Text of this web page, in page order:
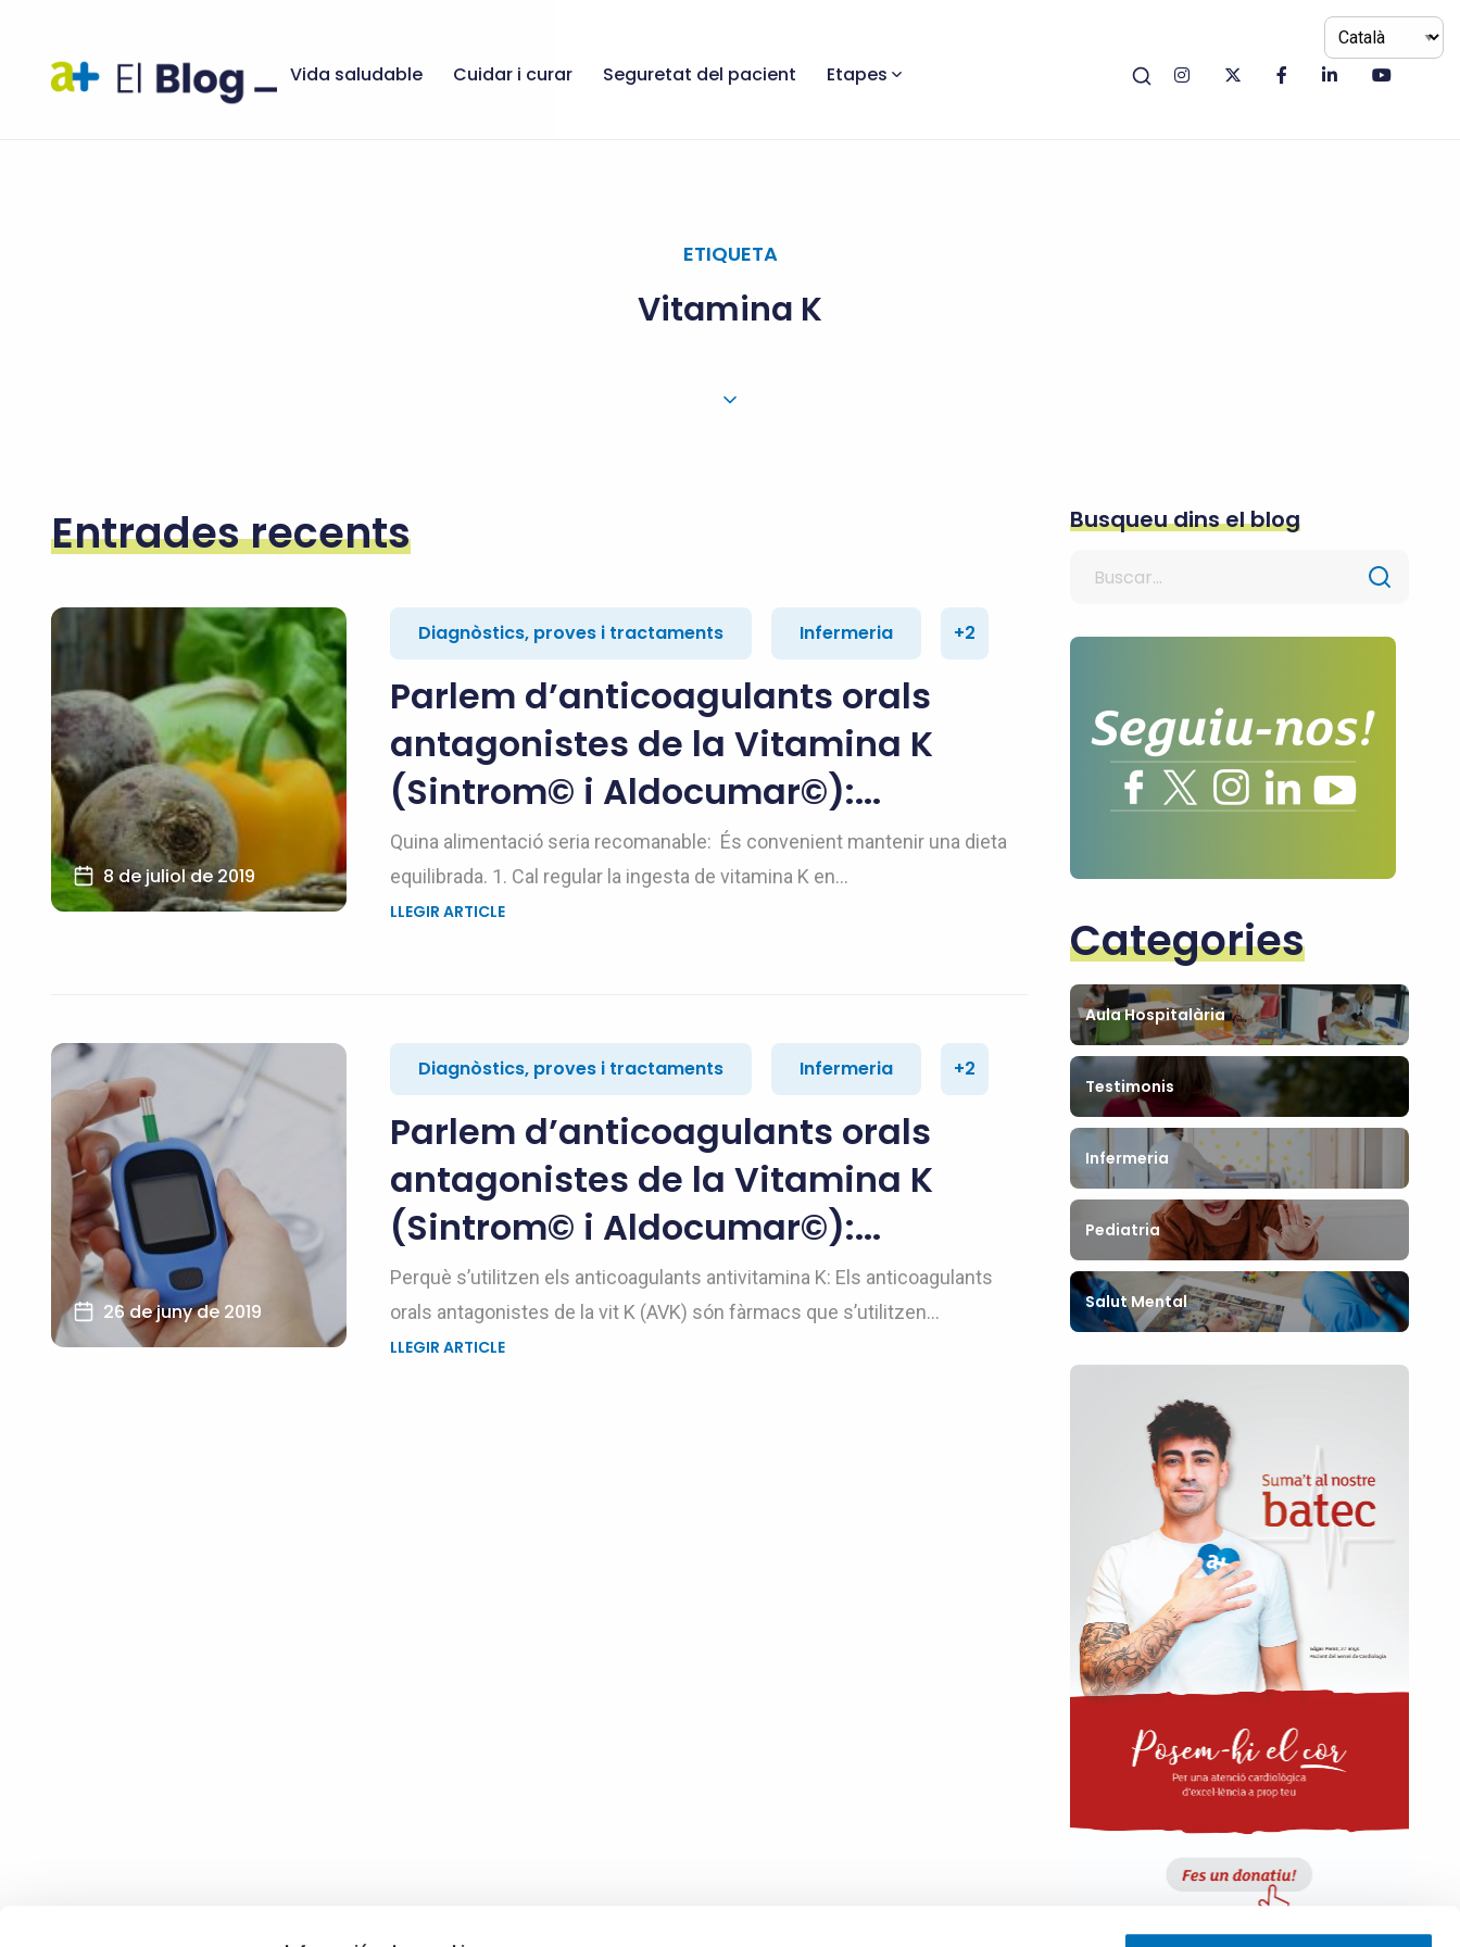
Vida saludable Cuidar i curar Seguretat del pacient Etapes
ETIQUETA
Vitamina K
Entrades recents
8 de juliol de 2019
Diagnòstics, proves i tractaments Infermeria +2
Parlem d’anticoagulants orals
antagonistes de la Vitamina K
(Sintrom© i Aldocumar©):...
Quina alimentació seria recomanable: És convenient mantenir una dieta
equilibrada. 1. Cal regular la ingesta de vitamina K en...
LLEGIR ARTICLE
26 de juny de 2019
Diagnòstics, proves i tractaments Infermeria +2
Parlem d’anticoagulants orals
antagonistes de la Vitamina K
(Sintrom© i Aldocumar©):...
Perquè s’utilitzen els anticoagulants antivitamina K: Els anticoagulants
orals antagonistes de la vit K (AVK) són fàrmacs que s’utilitzen...
LLEGIR ARTICLE
Busqueu dins el blog
Categories
Aula Hospitalària
Testimonis
Infermeria
Pediatria
Salut Mental